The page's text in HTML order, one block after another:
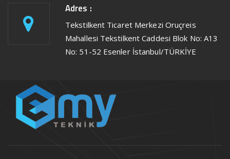
Adres :
Tekstilkent Ticaret Merkezi Oruçreis
Mahallesi Tekstilkent Caddesi Blok No: A13
No: 51-52 Esenler İstanbul/TÜRKİYE